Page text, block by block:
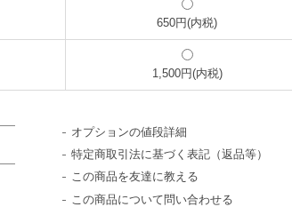
650円(内税)
1,500円(内税)
オプションの値段詳細
特定商取引法に基づく表記（返品等）
この商品を友達に教える
この商品について問い合わせる